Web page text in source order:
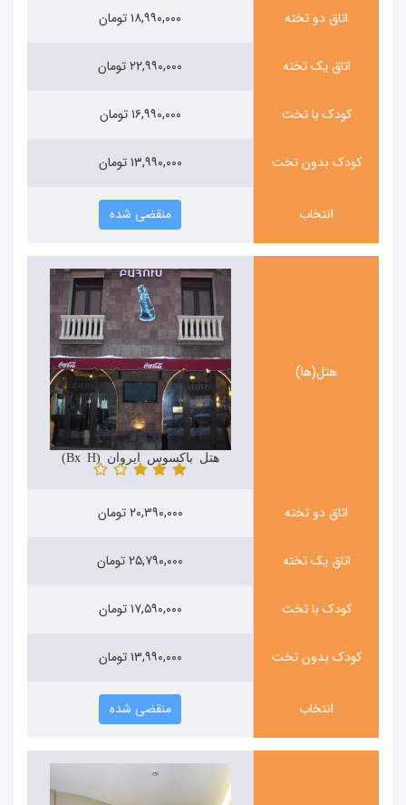
اتاق دو تخته ۱۸,۹۹۰,۰۰۰ تومان
اتاق یک تخته ۲۲,۹۹۰,۰۰۰ تومان
کودک با تخت ۱۶,۹۹۰,۰۰۰ تومان
کودک بدون تخت ۱۳,۹۹۰,۰۰۰ تومان
انتخاب منقضی شده
هتل(ها)
هتل باکسوس ایروان (Baxos Hotel)
اتاق دو تخته ۲۰,۳۹۰,۰۰۰ تومان
اتاق یک تخته ۲۵,۷۹۰,۰۰۰ تومان
کودک با تخت ۱۷,۵۹۰,۰۰۰ تومان
کودک بدون تخت ۱۳,۹۹۰,۰۰۰ تومان
انتخاب منقضی شده